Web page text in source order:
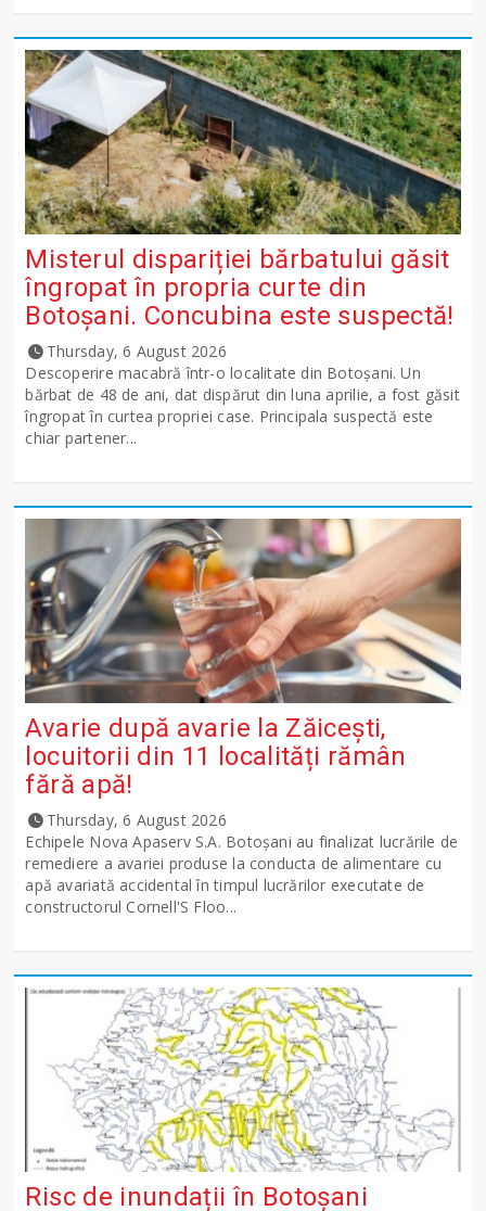
Misterul dispariției bărbatului găsit
îngropat în propria curte din
Botoșani. Concubina este suspectă!
Thursday, 6 August 2026
Descoperire macabră într-o localitate din Botoșani. Un
bărbat de 48 de ani, dat dispărut din luna aprilie, a fost găsit
îngropat în curtea propriei case. Principala suspectă este
chiar partener...
Avarie după avarie la Zăicești,
locuitorii din 11 localități rămân
fără apă!
Thursday, 6 August 2026
Echipele Nova Apaserv S.A. Botoșani au finalizat lucrările de
remediere a avariei produse la conducta de alimentare cu
apă avariată accidental în timpul lucrărilor executate de
constructorul Cornell'S Floo...
Risc de inundații în Botoșani